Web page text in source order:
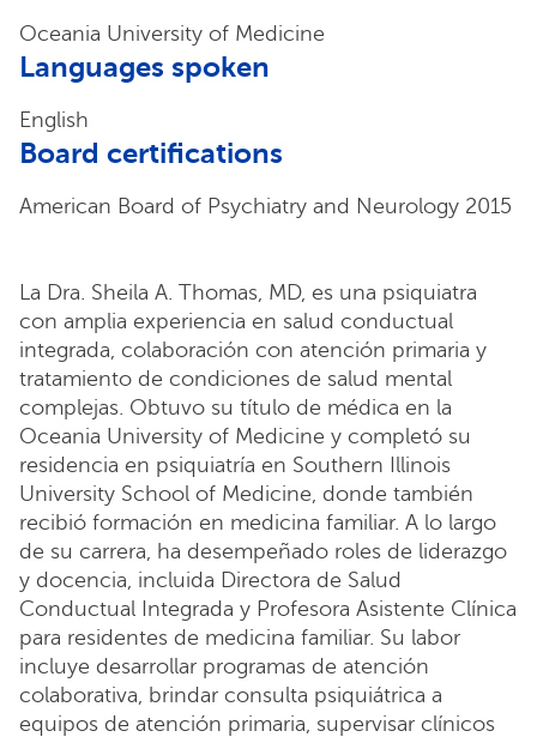
Oceania University of Medicine
Languages spoken
English
Board certifications
American Board of Psychiatry and Neurology 2015
La Dra. Sheila A. Thomas, MD, es una psiquiatra
con amplia experiencia en salud conductual
integrada, colaboración con atención primaria y
tratamiento de condiciones de salud mental
complejas. Obtuvo su título de médica en la
Oceania University of Medicine y completó su
residencia en psiquiatría en Southern Illinois
University School of Medicine, donde también
recibió formación en medicina familiar. A lo largo
de su carrera, ha desempeñado roles de liderazgo
y docencia, incluida Directora de Salud
Conductual Integrada y Profesora Asistente Clínica
para residentes de medicina familiar. Su labor
incluye desarrollar programas de atención
colaborativa, brindar consulta psiquiátrica a
equipos de atención primaria, supervisar clínicos